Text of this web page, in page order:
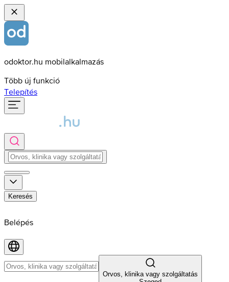
odoktor.hu mobilalkalmazás
Több új funkció
Telepítés
Keresés
Belépés
Orvos, klinika vagy szolgáltatás